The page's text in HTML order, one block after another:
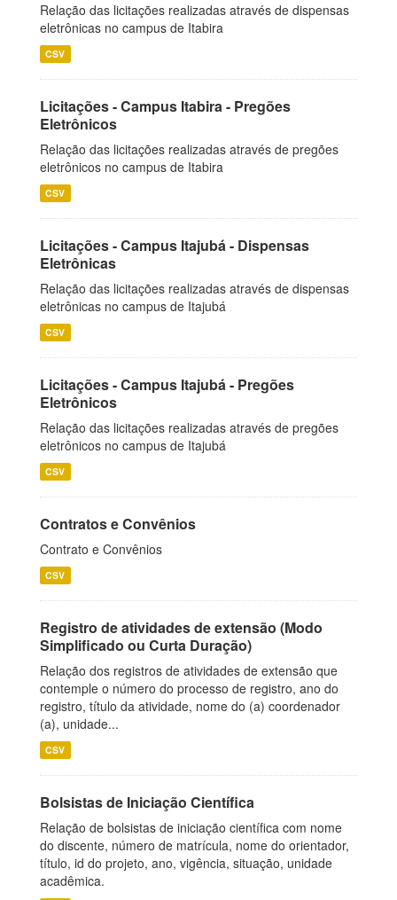
Relação das licitações realizadas através de dispensas
eletrônicas no campus de Itabira
CSV
Licitações - Campus Itabira - Pregões
Eletrônicos
Relação das licitações realizadas através de pregões
eletrônicos no campus de Itabira
CSV
Licitações - Campus Itajubá - Dispensas
Eletrônicas
Relação das licitações realizadas através de dispensas
eletrônicas no campus de Itajubá
CSV
Licitações - Campus Itajubá - Pregões
Eletrônicos
Relação das licitações realizadas através de pregões
eletrônicos no campus de Itajubá
CSV
Contratos e Convênios
Contrato e Convênios
CSV
Registro de atividades de extensão (Modo
Simplificado ou Curta Duração)
Relação dos registros de atividades de extensão que
contemple o número do processo de registro, ano do
registro, título da atividade, nome do (a) coordenador
(a), unidade...
CSV
Bolsistas de Iniciação Científica
Relação de bolsistas de iniciação científica com nome
do discente, número de matrícula, nome do orientador,
título, id do projeto, ano, vigência, situação, unidade
acadêmica.